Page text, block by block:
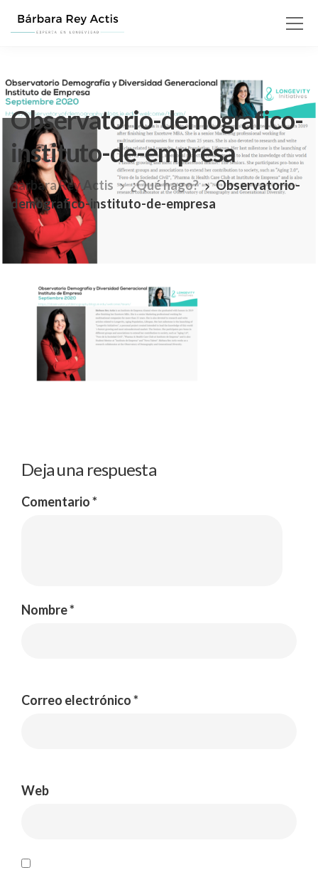
Observatorio-demografico-
instituto-de-empresa
Barbara Rey Actis ¿Qué hago?
Observatorio-
demografico-instituto-de-empresa
Deja una respuesta
Comentario*
Nombre*
Correo electrónico*
Web